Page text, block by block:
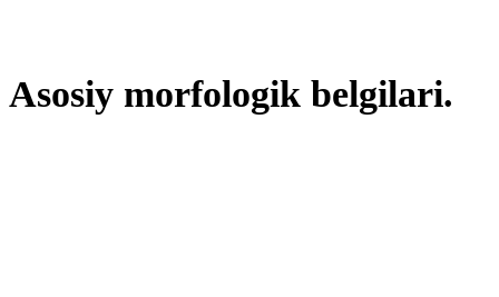
Asosiy morfologik belgilari.